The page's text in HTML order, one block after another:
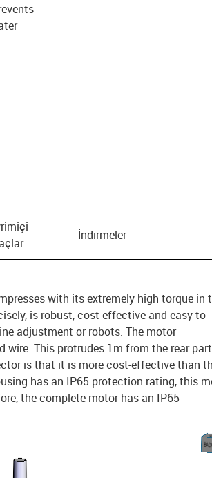
İndirmeler
with its extremely high torque in
is robust, cost-effective and easy to
adjustment or robots. The motor
wire. This protrudes 1m from the rear
is that it is more cost-effective than
has an IP65 protection rating, this
the complete motor has an IP65